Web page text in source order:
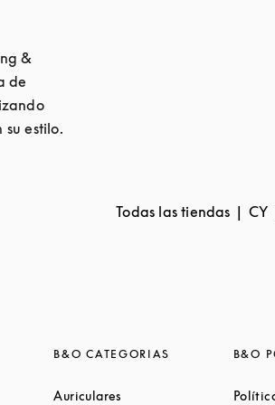
&
de
estilo.
Todas las tiendas CY
B&O CATEGORIAS
Auriculares Link Opens in New Tab
B&O